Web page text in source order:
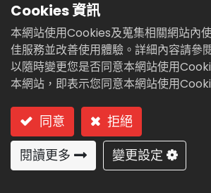
單板廂式 / 膜片式
機
型號: 單板廂式 / 膜片式壓濾脫水機
應用行業及用途:
食品、製藥、化工、染(顏)料、
金 、礦業及其他相關工業製程固
Cookies 資訊
本網站使用Cookies及蒐集相關網站內
佳服務並改善使用體驗。詳細內容請參
以隨時變更您是否同意本網站使用
本網站，即表示您同意本網站使用
同意
拒絕
閱讀更多
變更設定